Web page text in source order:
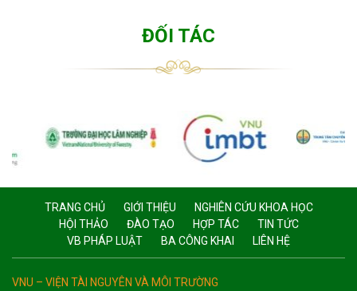
ĐỐI TÁC
TRANG CHỦ GIỚI THIỆU
NGHIÊN CỨU KHOA HỌC
HỘI THẢO
ĐÀO TẠO HỢP TÁC
TIN TỨC
VB PHÁP LUẬT
BA CÔNG KHAI LIÊN HỆ
VNU – VIỆN TÀI NGUYÊN VÀ MÔI TRƯỜNG